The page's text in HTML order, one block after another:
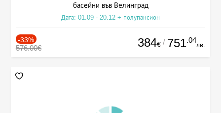
басейни във Велинград
Дата: 01.09 - 20.12 + полупансион
-33%
576.00€ 384€ / 751.04
лв.